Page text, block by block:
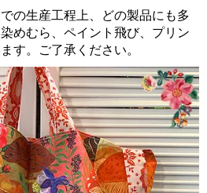
の生産工程上、どの製品にも多
めむら、ペイント飛び、プリン
す。ご了承ください。